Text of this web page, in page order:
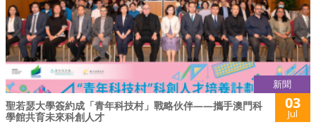
新聞
聖若瑟大學簽約成「青年科技村」戰略伙伴——攜手澳門科
學館共育未來科創人才
03
Jul